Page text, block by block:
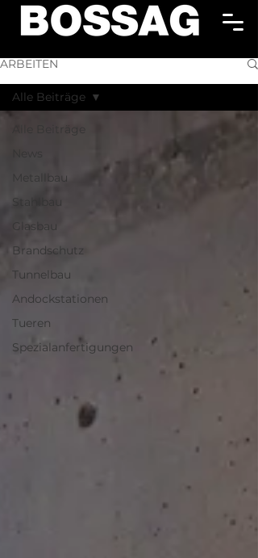
ARBEITEN
Alle Beiträge
Metallbau
Stahlbau
Glasbau
Brandschutz
Tunnelbau
Andockstationen
Tueren
Spezialanfertigungen
Alle Beiträge